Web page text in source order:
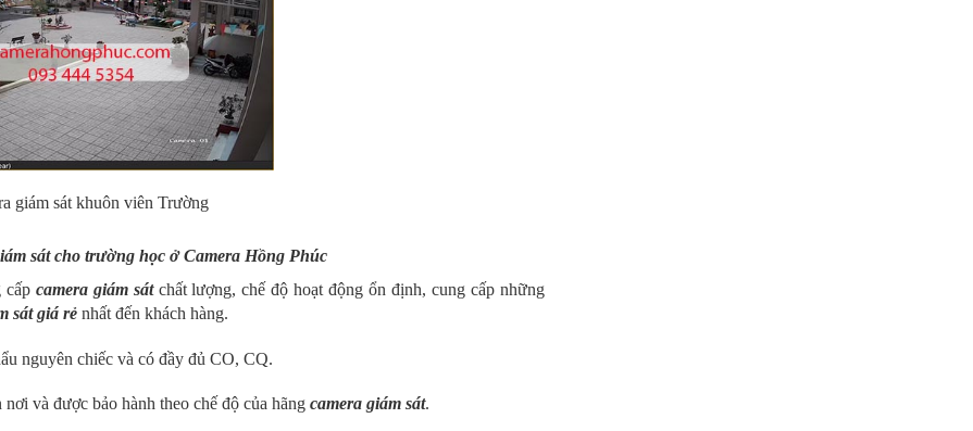
giám sát khuôn viên Trường
sát cho trường học ở Camera Hồng Phúc
cấp camera giám sátchất lượng, chế độ hoạt động ổn định, cung cấp những
sát giá rẻ nhất đến khách hàng.
nguyên chiếc và có đầy đủ CO, CQ.
và được bảo hành theo chế độ của hãng camera giám sát.